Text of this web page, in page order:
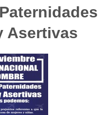
Asertivas